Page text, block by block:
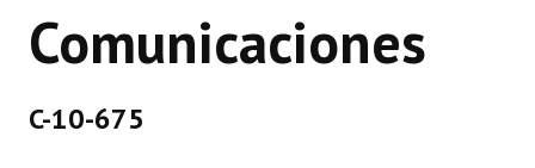
CONCEJO
Comunicaciones
C-10-675